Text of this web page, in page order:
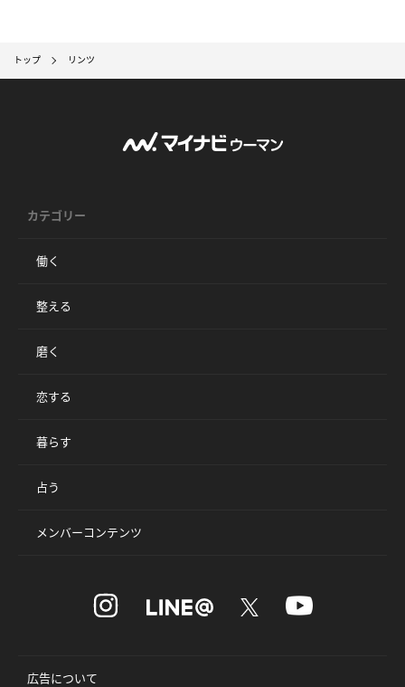
トップ リンツ
カテゴリー
働く
整える
磨く
恋する
暮らす
占う
メンバーコンテンツ
広告について